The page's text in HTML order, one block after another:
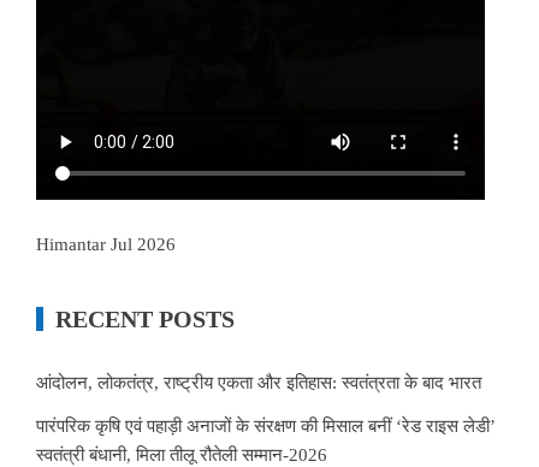
Himantar Jul 2026
RECENT POSTS
आंदोलन, लोकतंत्र, राष्ट्रीय एकता और इतिहास: स्वतंत्रता के बाद भारत
पारंपरिक कृषि एवं पहाड़ी अनाजों के संरक्षण की मिसाल बनीं ‘रेड राइस लेडी’
स्वतंत्री बंधानी, मिला तीलू रौतेली सम्मान-2026